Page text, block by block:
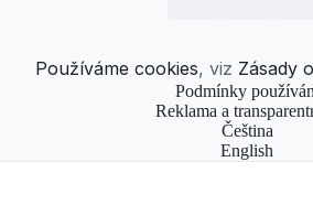
Používáme cookies, viz Zásady
Podmínky
Reklama a
Čeština
English